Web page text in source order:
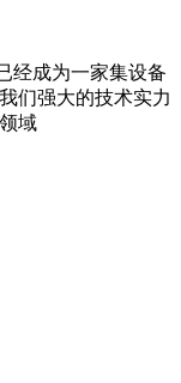
经成为一家集设备
们强大的技术实力
域